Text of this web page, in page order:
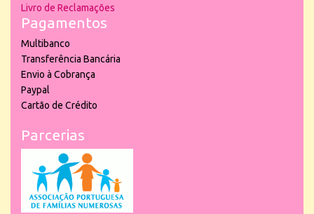
Livro de Reclamações
Pagamentos
Multibanco
Transferência Bancária
Envio à Cobrança
Paypal
Cartão de Crédito
Parcerias